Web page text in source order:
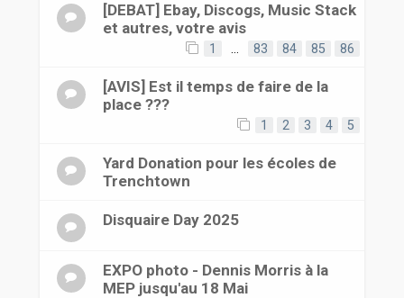
[DEBAT] Ebay, Discogs, Music Stack
et autres, votre avis
1 83 84 85 86
[AVIS] Est il temps de faire de la
place ???
1 2 3 4 5
Yard Donation pour les écoles de
Trenchtown
Disquaire Day 2025
EXPO photo - Dennis Morris à la
MEP jusqu'au 18 Mai